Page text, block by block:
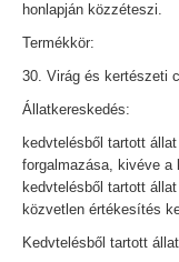
honlapján közzéteszi.
Termékkör:
30. Virág és kertészeti
Állatkereskedés:
kedvtelésből tartott
forgalmazása, kivéve a
kedvtelésből tartott
közvetlen értékesítés
Kedvtelésből tartott